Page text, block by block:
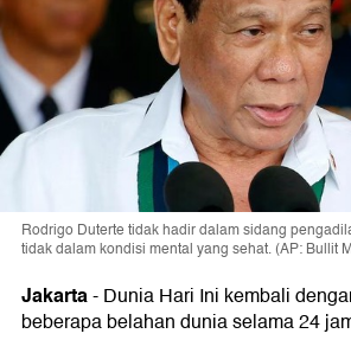
Rodrigo Duterte tidak hadir dalam sidang
tidak dalam kondisi mental yang sehat. (AP: Bullit
Jakarta-Dunia Hari Ini kembali
beberapa belahan dunia selama 24